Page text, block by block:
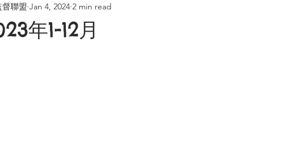
收容所網站評鑑 寵物狗公園
年1-12月
聯盟 Jan 4, 2024 2 min read